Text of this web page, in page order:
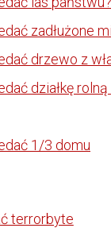
zadłużone
drzewo z
działkę
1/3 domu
terrorbyte